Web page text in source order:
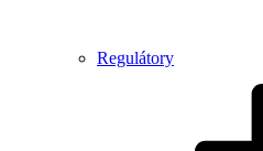
Regulátory